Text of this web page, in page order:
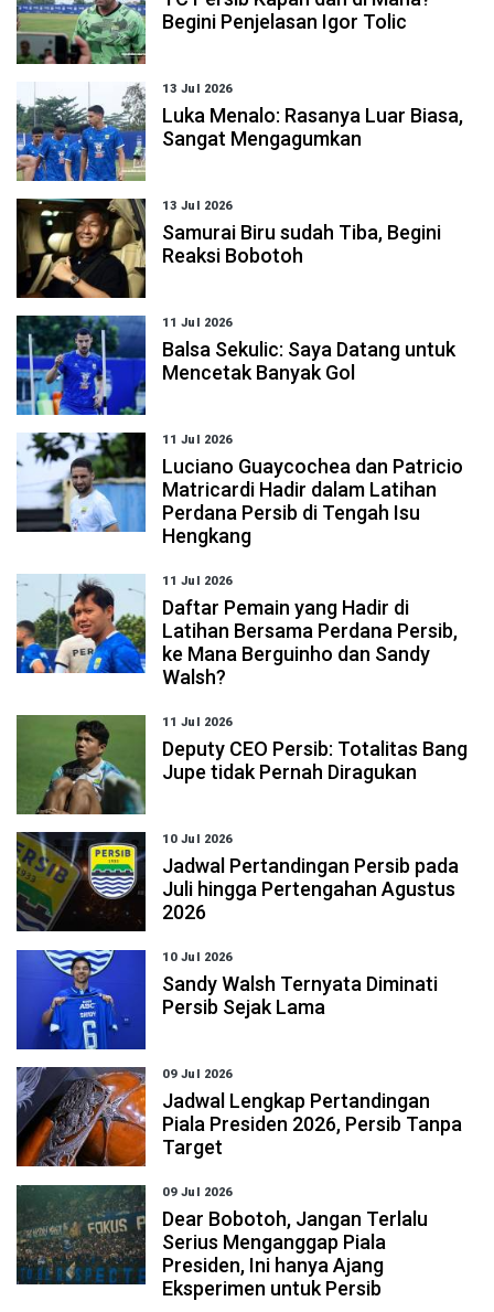
Begini Penjelasan Igor Tolic
13 Jul 2026
Luka Menalo: Rasanya Luar Biasa,
Sangat Mengagumkan
13 Jul 2026
Samurai Biru sudah Tiba, Begini
Reaksi Bobotoh
11 Jul 2026
Balsa Sekulic: Saya Datang untuk
Mencetak Banyak Gol
11 Jul 2026
Luciano Guaycochea dan Patricio
Matricardi Hadir dalam Latihan
Perdana Persib di Tengah Isu
Hengkang
11 Jul 2026
Daftar Pemain yang Hadir di
Latihan Bersama Perdana Persib,
ke Mana Berguinho dan Sandy
Walsh?
11 Jul 2026
Deputy CEO Persib: Totalitas Bang
Jupe tidak Pernah Diragukan
10 Jul 2026
Jadwal Pertandingan Persib pada
Juli hingga Pertengahan Agustus
2026
10 Jul 2026
Sandy Walsh Ternyata Diminati
Persib Sejak Lama
09 Jul 2026
Jadwal Lengkap Pertandingan
Piala Presiden 2026, Persib Tanpa
Target
09 Jul 2026
Dear Bobotoh, Jangan Terlalu
Serius Menganggap Piala
Presiden, Ini hanya Ajang
Eksperimen untuk Persib